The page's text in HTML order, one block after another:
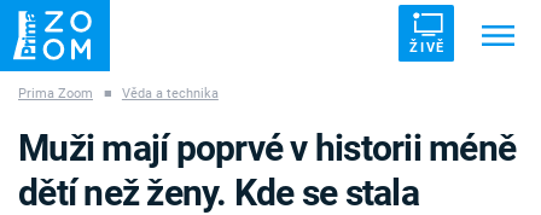
ŽIVĚ
ZÁHADY VETŘELCI DÁVNOVĚKU
Prima Zoom ■ Věda a technika
Muži mají poprvé v historii méně
dětí než ženy. Kde se stala